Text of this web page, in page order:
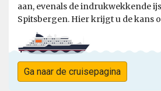
aan, evenals de indrukwekkende
Spitsbergen. Hier krijgt u de kans
Ga naar de cruisepagina